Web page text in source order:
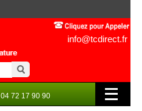
info@tcdirect.fr
04 72 17 90 90